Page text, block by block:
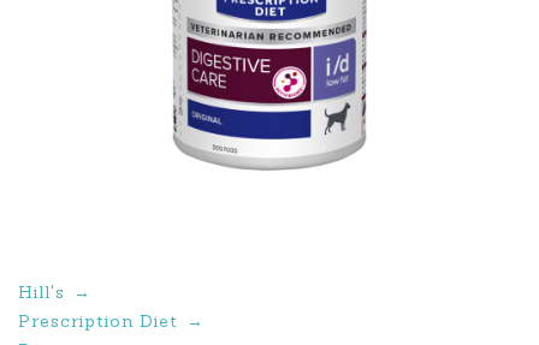
Hill's
Prescription Diet